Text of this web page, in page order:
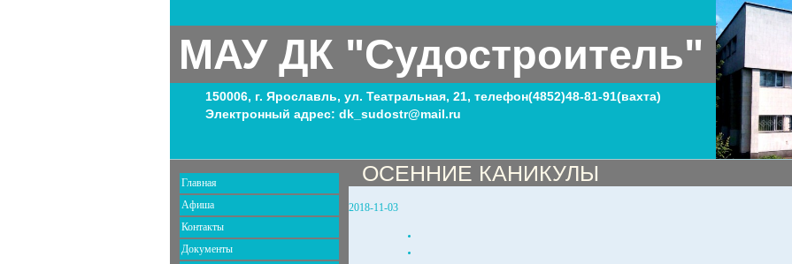
МАУ ДК "Судостроитель"
150006, г. Ярославль, ул. Театральная, 21, телефон(4852)48-81-91(вахта)
Электронный адрес: dk_sudostr@mail.ru
Главная
Афиша
Контакты
Документы
ОСЕННИЕ КАНИКУЛЫ
2018-11-03